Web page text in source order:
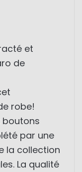
et
de
robe!
boutons
par une
la collection
La qualité